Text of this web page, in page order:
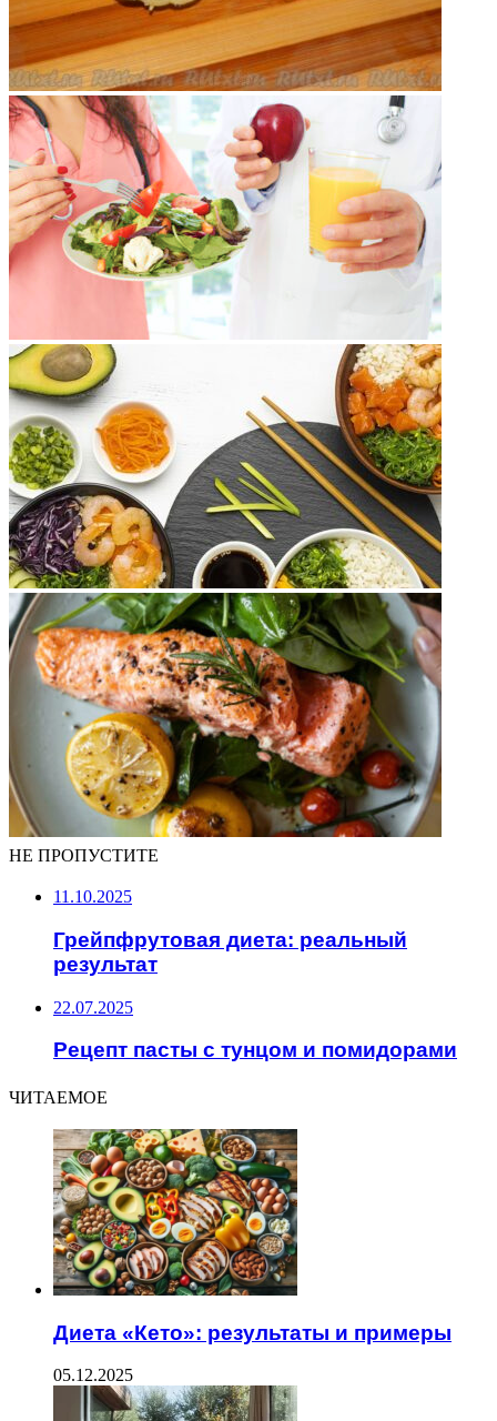
НЕ ПРОПУСТИТЕ
11.10.2025
Грейпфрутовая диета: реальный
результат
22.07.2025
Рецепт пасты с тунцом и помидорами
ЧИТАЕМОЕ
Диета «Кето»: результаты и примеры
05.12.2025